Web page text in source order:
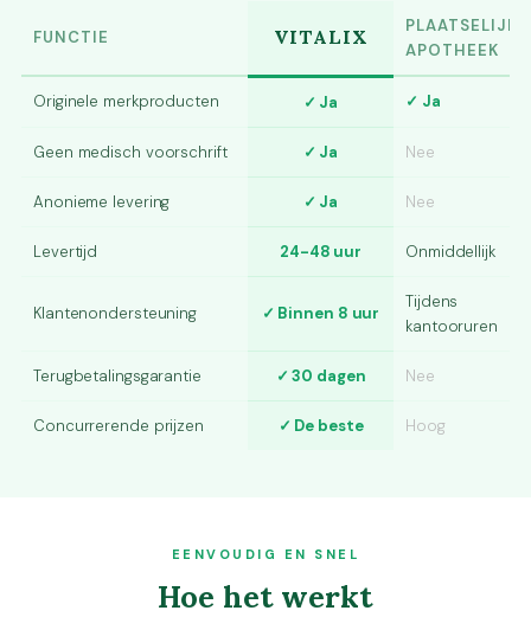
FUNCTIE VITALIX
PLAATSELIJKE
APOTHEEK
Originele merkproducten ✓ Ja ✓ Ja
Geen medisch voorschrift ✓ Ja Nee
Anonieme levering ✓ Ja Nee
Levertijd 24-48 uur Onmiddellijk
Klantenondersteuning ✓ Binnen 8 uur
Tijdens
kantooruren
Terugbetalingsgarantie ✓ 30 dagen Nee
Concurrerende prijzen ✓ De beste Hoog
EENVOUDIG EN SNEL
Hoe het werkt